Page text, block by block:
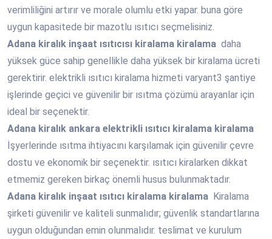
verimliliğini artırır ve morale olumlu etki yapar. buna göre
uygun kapasitede bir mazotlu ısıtıcı seçmelisiniz.
Adana kiralık inşaat ısıtıcısı kiralama kiralama daha
yüksek güce sahip genellikle daha yüksek bir kiralama ücreti
gerektirir. elektrikli ısıtıcı kiralama hizmeti varyant3 şantiye
işlerinde geçici ve güvenilir bir ısıtma çözümü arayanlar için
ideal bir seçenektir.
Adana kiralık ankara elektrikli ısıtıcı kiralama kiralama
İşyerlerinde ısıtma ihtiyacını karşılamak için güvenilir çevre
dostu ve ekonomik bir seçenektir. ısıtıcı kiralarken dikkat
etmemiz gereken birkaç önemli husus bulunmaktadır.
Adana kiralık inşaat ısıtıcı kiralama kiralama Kiralama
şirketi güvenilir ve kaliteli sunmalıdır; güvenlik standartlarına
uygun olduğundan emin olunmalıdır. teslimat ve kurulum